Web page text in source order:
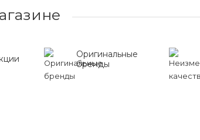
Оригинальные
бренды